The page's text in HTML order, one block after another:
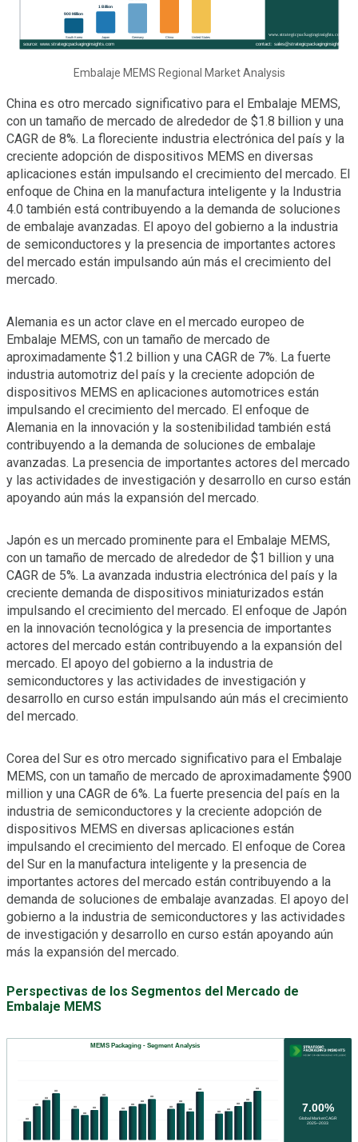
Embalaje MEMS Regional Market Analysis
China es otro mercado significativo para el Embalaje MEMS,
con un tamaño de mercado de alrededor de $1.8 billion y una
CAGR de 8%. La floreciente industria electrónica del país y la
creciente adopción de dispositivos MEMS en diversas
aplicaciones están impulsando el crecimiento del mercado. El
enfoque de China en la manufactura inteligente y la Industria
4.0 también está contribuyendo a la demanda de soluciones
de embalaje avanzadas. El apoyo del gobierno a la industria
de semiconductores y la presencia de importantes actores
del mercado están impulsando aún más el crecimiento del
mercado.
Alemania es un actor clave en el mercado europeo de
Embalaje MEMS, con un tamaño de mercado de
aproximadamente $1.2 billion y una CAGR de 7%. La fuerte
industria automotriz del país y la creciente adopción de
dispositivos MEMS en aplicaciones automotrices están
impulsando el crecimiento del mercado. El enfoque de
Alemania en la innovación y la sostenibilidad también está
contribuyendo a la demanda de soluciones de embalaje
avanzadas. La presencia de importantes actores del mercado
y las actividades de investigación y desarrollo en curso están
apoyando aún más la expansión del mercado.
Japón es un mercado prominente para el Embalaje MEMS,
con un tamaño de mercado de alrededor de $1 billion y una
CAGR de 5%. La avanzada industria electrónica del país y la
creciente demanda de dispositivos miniaturizados están
impulsando el crecimiento del mercado. El enfoque de Japón
en la innovación tecnológica y la presencia de importantes
actores del mercado están contribuyendo a la expansión del
mercado. El apoyo del gobierno a la industria de
semiconductores y las actividades de investigación y
desarrollo en curso están impulsando aún más el crecimiento
del mercado.
Corea del Sur es otro mercado significativo para el Embalaje
MEMS, con un tamaño de mercado de aproximadamente $900
million y una CAGR de 6%. La fuerte presencia del país en la
industria de semiconductores y la creciente adopción de
dispositivos MEMS en diversas aplicaciones están
impulsando el crecimiento del mercado. El enfoque de Corea
del Sur en la manufactura inteligente y la presencia de
importantes actores del mercado están contribuyendo a la
demanda de soluciones de embalaje avanzadas. El apoyo del
gobierno a la industria de semiconductores y las actividades
de investigación y desarrollo en curso están apoyando aún
más la expansión del mercado.
Perspectivas de los Segmentos del Mercado de
Embalaje MEMS